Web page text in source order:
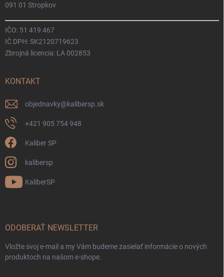
091 01 Stropkov
IČO: 51 419 467
IČ DPH: SK2120719623
Zbrojná licencia: LA 002853
KONTAKT
objednavky@kalibersp.sk
+421 905 754 948
Kaliber SP
kalibersp
KaliberSP
ODOBERAŤ NEWSLETTER
Vložte svoj e-mail a my Vám budeme zasielať informácie o nových
produktoch na našom e-shope.